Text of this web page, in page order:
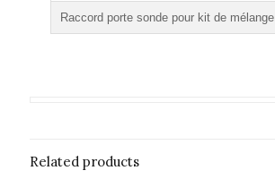
Raccord porte sonde pour kit de mélange
Related products